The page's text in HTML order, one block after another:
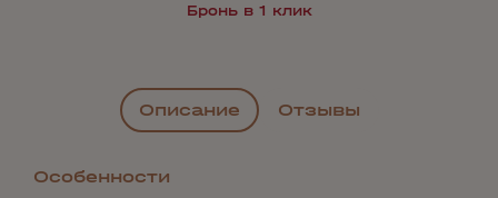
Бронь в 1 клик
Описание Отзывы
Особенности